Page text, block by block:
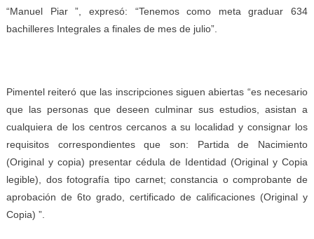
“Manuel Piar ”, expresó: “Tenemos como meta graduar 634
bachilleres Integrales a finales de mes de julio”.
Pimentel reiteró que las inscripciones siguen abiertas “es necesario
que las personas que deseen culminar sus estudios, asistan a
cualquiera de los centros cercanos a su localidad y consignar los
requisitos correspondientes que son: Partida de Nacimiento
(Original y copia) presentar cédula de Identidad (Original y Copia
legible), dos fotografía tipo carnet; constancia o comprobante de
aprobación de 6to grado, certificado de calificaciones (Original y
Copia) ”.